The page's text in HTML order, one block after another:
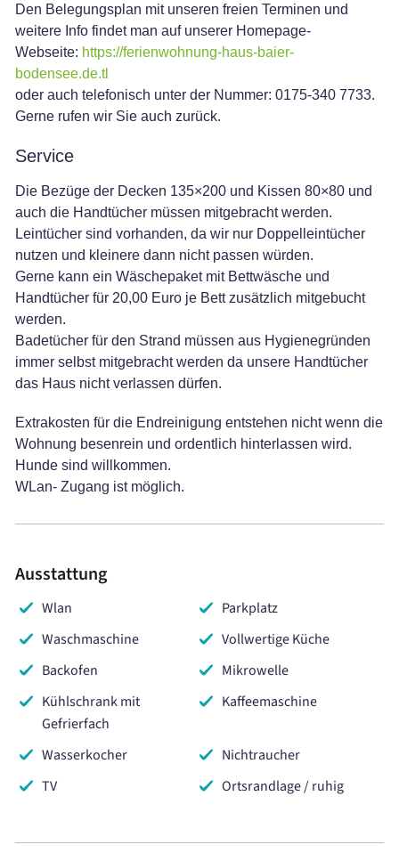
Den Belegungsplan mit unseren freien Terminen und
weitere Info findet man auf unserer Homepage-
Webseite: https://ferienwohnung-haus-baier-
bodensee.de.tl
oder auch telefonisch unter der Nummer: 0175-340 7733.
Gerne rufen wir Sie auch zurück.
Service
Die Bezüge der Decken 135×200 und Kissen 80×80 und
auch die Handtücher müssen mitgebracht werden.
Leintücher sind vorhanden, da wir nur Doppelleintücher
nutzen und kleinere dann nicht passen würden.
Gerne kann ein Wäschepaket mit Bettwäsche und
Handtücher für 20,00 Euro je Bett zusätzlich mitgebucht
werden.
Badetücher für den Strand müssen aus Hygienegründen
immer selbst mitgebracht werden da unsere Handtücher
das Haus nicht verlassen dürfen.
Extrakosten für die Endreinigung entstehen nicht wenn die
Wohnung besenrein und ordentlich hinterlassen wird.
Hunde sind willkommen.
WLan- Zugang ist möglich.
Ausstattung
Wlan
Parkplatz
Waschmaschine
Vollwertige Küche
Backofen
Mikrowelle
Kühlschrank mit
Gefrierfach
Kaffeemaschine
Wasserkocher
Nichtraucher
TV
Ortsrandlage / ruhig